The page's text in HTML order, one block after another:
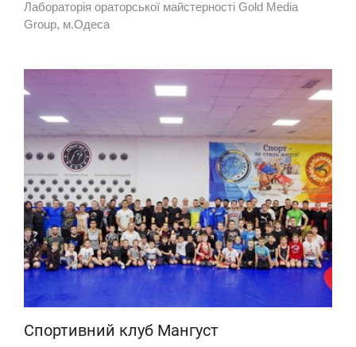
Лабораторія ораторської майстерності Gold Media
Group, м.Одеса
Спортивний клуб Мангуст